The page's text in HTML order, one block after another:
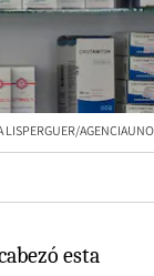
LISPERGUER/AGENCIAUNO
esta